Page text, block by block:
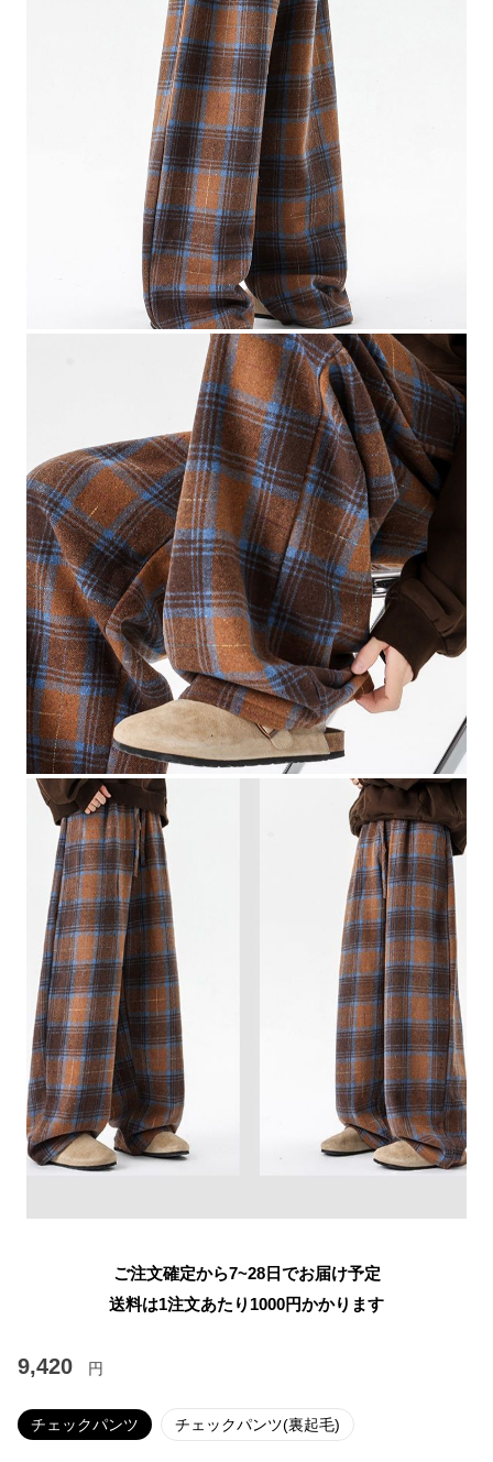
ご注文確定から7~28日でお届け予定
送料は1注文あたり 1000円かかります
9,420 円
チェックパンツ チェックパンツ(裏起毛)